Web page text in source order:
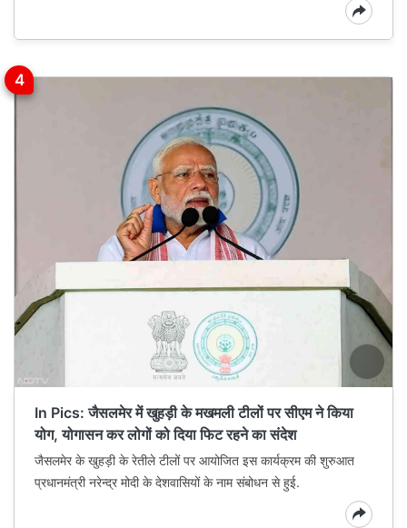
In Pics: जैसलमेर में खुहड़ी के मखमली टीलों पर सीएम ने किया
योग, योगासन कर लोगों को दिया फिट रहने का संदेश
जैसलमेर के खुहड़ी के रेतीले टीलों पर आयोजित इस कार्यक्रम की शुरुआत
प्रधानमंत्री नरेन्द्र मोदी के देशवासियों के नाम संबोधन से हुई.